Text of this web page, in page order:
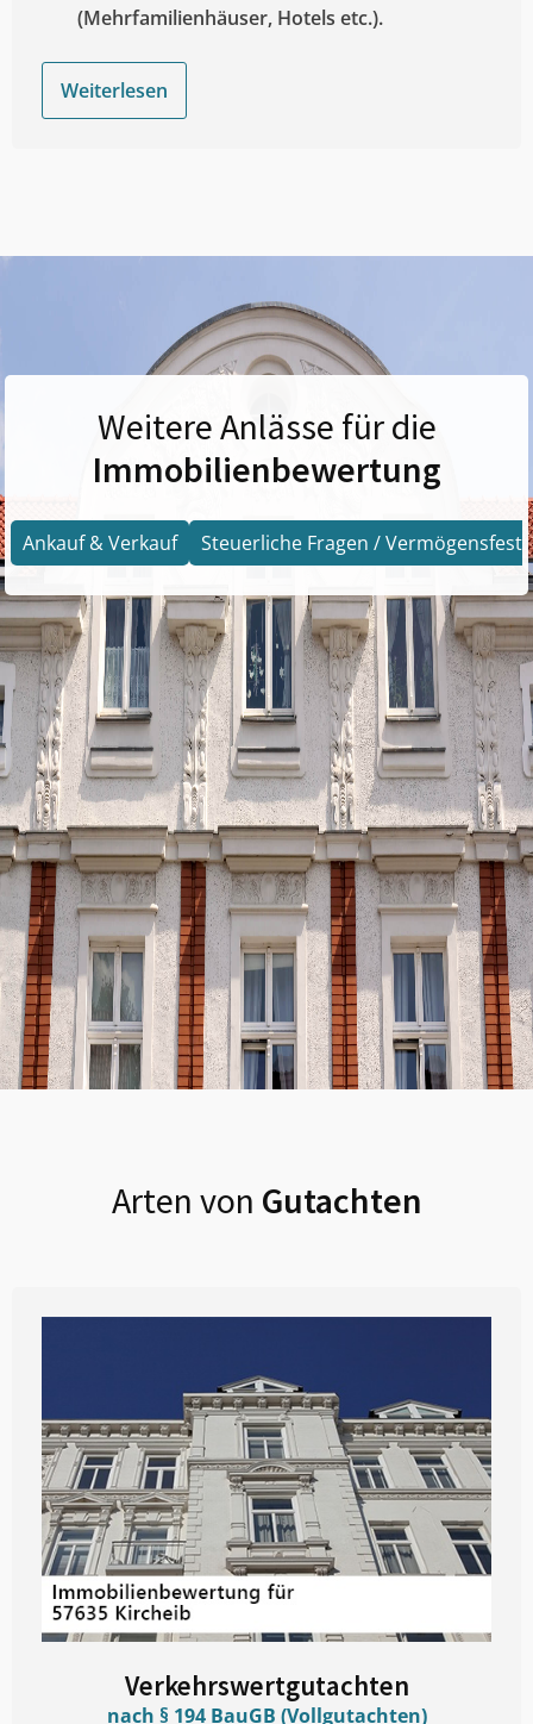
(Mehrfamilienhäuser, Hotels etc.).
Weiterlesen
Weitere Anlässe für die
Immobilienbewertung
Ankauf & Verkauf Steuerliche Fragen /
Arten von Gutachten
Verkehrswertgutachten
nach § 194 BauGB (Vollgutachten)